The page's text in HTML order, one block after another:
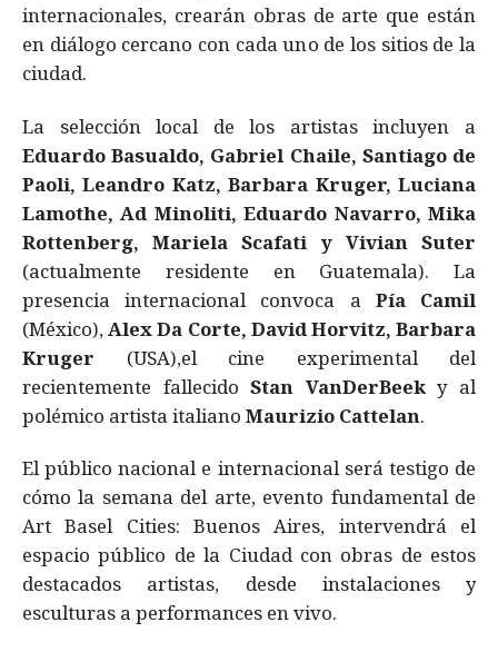
internacionales, crearán obras de arte que están
en diálogo cercano con cada uno de los sitios de la
ciudad.
La selección local de los artistas incluyen a
Eduardo Basualdo, Gabriel Chaile, Santiago de
Paoli, Leandro Katz, Barbara Kruger, Luciana
Lamothe, Ad Minoliti, Eduardo Navarro, Mika
Rottenberg, Mariela Scafati y Vivian Suter
(actualmente residente en Guatemala). La
presencia internacional convoca a Pía Camil
(México),Alex Da Corte, David Horvitz, Barbara
Kruger (USA),el cine experimental del
recientemente fallecido Stan VanDerBeeky al
polémico artista italiano Maurizio Cattelan.
El público nacional e internacional será testigo de
cómo la semana del arte, evento fundamental de
Art Basel Cities: Buenos Aires, intervendrá el
espacio público de la Ciudad con obras de estos
destacados artistas, desde instalaciones y
esculturas a performances en vivo.